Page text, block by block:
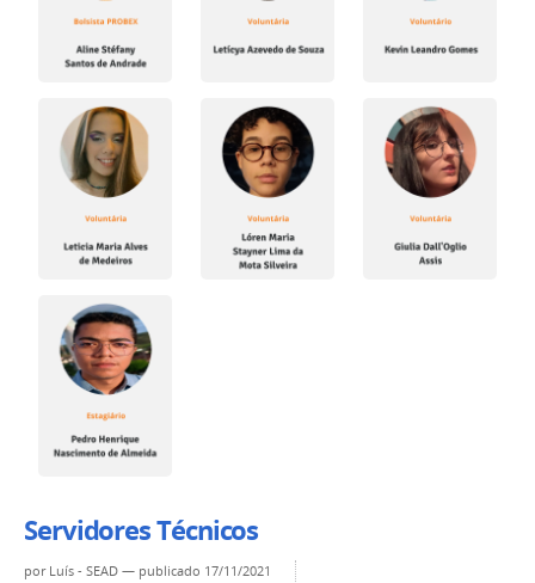
Servidores Técnicos
por Luís - SEAD — publicado 17/11/2021